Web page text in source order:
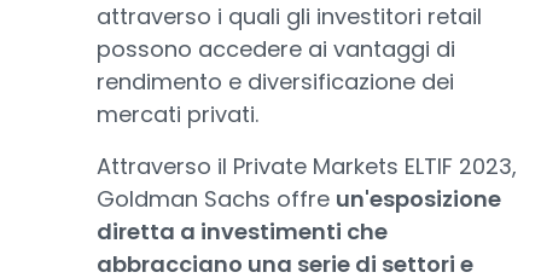
attraverso i quali gli investitori retail
possono accedere ai vantaggi di
rendimento e diversificazione dei
mercati privati.
Attraverso il Private Markets ELTIF 2023,
Goldman Sachs offre un'esposizione
diretta a investimenti che
abbracciano una serie di settori e